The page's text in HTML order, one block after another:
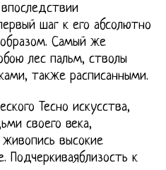
шаг к его абсолютно
Самый же
лес пальм, стволы
также расписанными.
Тесно искусства,
своего века,
высокие
Подчеркиваяблизость к